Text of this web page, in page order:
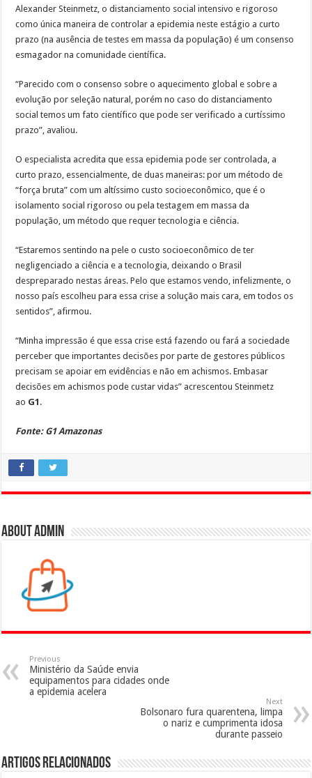
Alexander Steinmetz, o distanciamento social intensivo e rigoroso
como única maneira de controlar a epidemia neste estágio a curto
prazo (na ausência de testes em massa da população) é um consenso
esmagador na comunidade científica.
“Parecido com o consenso sobre o aquecimento global e sobre a
evolução por seleção natural, porém no caso do distanciamento
social temos um fato científico que pode ser verificado a curtíssimo
prazo”, avaliou.
O especialista acredita que essa epidemia pode ser controlada, a
curto prazo, essencialmente, de duas maneiras: por um método de
“força bruta” com um altíssimo custo socioeconômico, que é o
isolamento social rigoroso ou pela testagem em massa da
população, um método que requer tecnologia e ciência.
“Estaremos sentindo na pele o custo socioeconômico de ter
negligenciado a ciência e a tecnologia, deixando o Brasil
despreparado nestas áreas. Pelo que estamos vendo, infelizmente, o
nosso país escolheu para essa crise a solução mais cara, em todos os
sentidos”, afirmou.
“Minha impressão é que essa crise está fazendo ou fará a sociedade
perceber que importantes decisões por parte de gestores públicos
precisam se apoiar em evidências e não em achismos. Embasar
decisões em achismos pode custar vidas” acrescentou Steinmetz
ao G1 .
Fonte: G1 Amazonas
About admin
Previous
Ministério da Saúde envia
equipamentos para cidades onde
a epidemia acelera
Next
Bolsonaro fura quarentena, limpa
o nariz e cumprimenta idosa
durante passeio
Artigos Relacionados